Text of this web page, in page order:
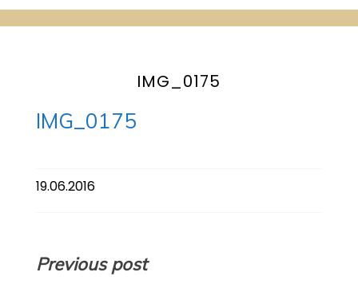
IMG_0175
IMG_0175
19.06.2016
Навигация
Previous post